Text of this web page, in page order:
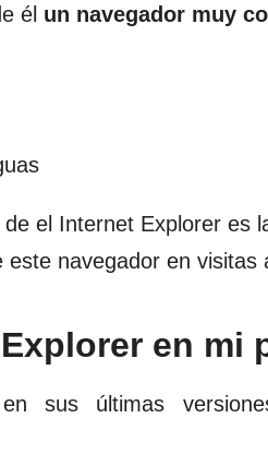
él un navegador muy
el Internet Explorer es
navegador en visitas
en mi
sus últimas